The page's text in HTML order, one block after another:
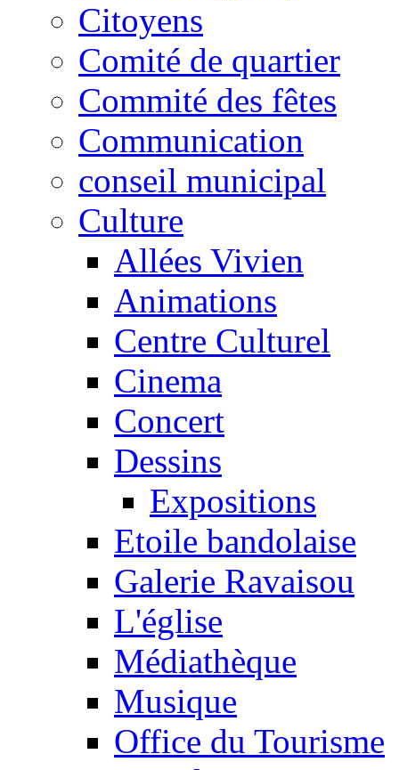
Citoyens
Comité de quartier
Commité des fêtes
Communication
conseil municipal
Culture
Allées Vivien
Animations
Centre Culturel
Cinema
Concert
Dessins
Expositions
Etoile bandolaise
Galerie Ravaisou
L'église
Médiathèque
Musique
Office du Tourisme